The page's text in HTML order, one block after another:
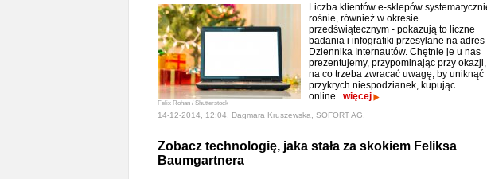
Felix Rohan / Shutterstock
Liczba klientów e-sklepów
rośnie, również w okresie
przedświątecznym - pokazują to liczne
badania i infografiki przesyłane na adres
Dziennika Internautów. Chętnie je u nas
prezentujemy, przypominając przy okazji,
na co trzeba zwracać uwagę, by uniknąć
przykrych niespodzianek, kupując
online. więcej
14-12-2014, 12:04, Dagmara Kruszewska, SOFORT AG,
Zobacz technologię, jaka stała za skokiem Feliksa
Baumgartnera